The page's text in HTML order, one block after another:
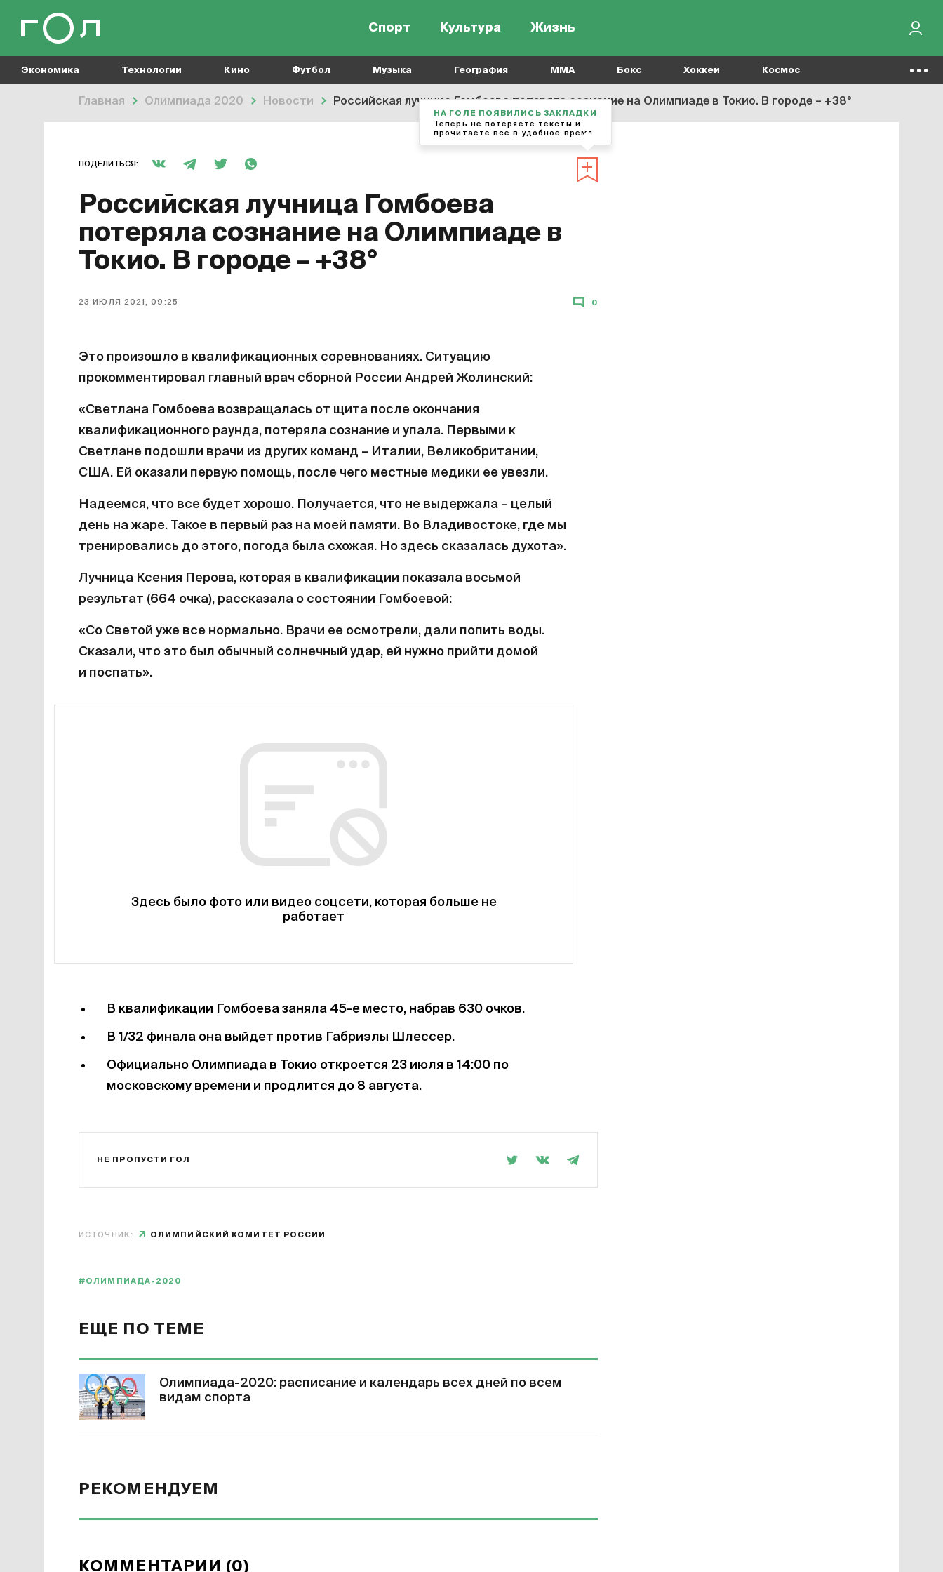
Спорт Культура Жизнь
Экономика Технологии Кино Футбол Музыка География MMA Бокс Хоккей Космос
Главная Олимпиада 2020 Новости Российская лучница Гомбоева потеряла сознание на Олимпиаде в Токио. В городе – +38°
ПОДЕЛИТЬСЯ:
Российская лучница Гомбоева
потеряла сознание на Олимпиаде в
Токио. В городе – +38°
23 ИЮЛЯ 2021, 09:25 0
Это произошло в квалификационных соревнованиях. Ситуацию
прокомментировал главный врач сборной России Андрей Жолинский:
«Светлана Гомбоева возвращалась от щита после окончания
квалификационного раунда, потеряла сознание и упала. Первыми к
Светлане подошли врачи из других команд – Италии, Великобритании,
США. Ей оказали первую помощь, после чего местные медики ее увезли.
Надеемся, что все будет хорошо. Получается, что не выдержала – целый
день на жаре. Такое в первый раз на моей памяти. Во Владивостоке, где мы
тренировались до этого, погода была схожая. Но здесь сказалась духота».
Лучница Ксения Перова, которая в квалификации показала восьмой
результат (664 очка), рассказала о состоянии Гомбоевой:
«Со Светой уже все нормально. Врачи ее осмотрели, дали попить воды.
Сказали, что это был обычный солнечный удар, ей нужно прийти домой
и поспать».
Здесь было фото или видео соцсети, которая больше не
работает
В квалификации Гомбоева заняла 45-е место, набрав 630 очков.
В 1/32 финала она выйдет против Габриэлы Шлессер.
Официально Олимпиада в Токио откроется 23 июля в 14:00 по
московскому времени и продлится до 8 августа.
НЕ ПРОПУСТИ ГОЛ
ИСТОЧНИК: ОЛИМПИЙСКИЙ КОМИТЕТ РОССИИ
#ОЛИМПИАДА-2020
ЕЩЕ ПО ТЕМЕ
Олимпиада-2020: расписание и календарь всех дней по всем
видам спорта
РЕКОМЕНДУЕМ
КОММЕНТАРИИ (0)
НА ГОЛЕ ПОЯВИЛИСЬ ЗАКЛАДКИ
Теперь не потеряете тексты и
прочитаете все в удобное время